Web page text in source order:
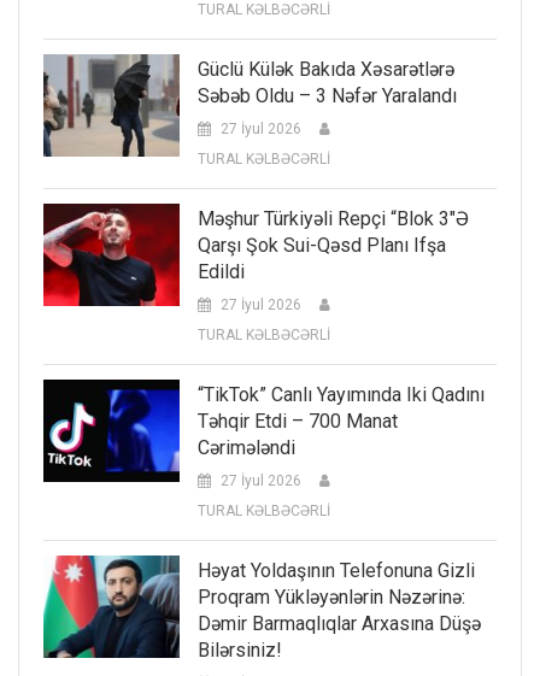
TURAL KƏLBƏCƏRLİ
Güclü Külək Bakıda Xəsarətlərə
Səbəb Oldu – 3 Nəfər Yaralandı
27 İyul 2026
TURAL KƏLBƏCƏRLİ
Məşhur Türkiyəli Repçi “Blok 3″ə
Qarşı Şok Sui-Qəsd Planı Ifşa
Edildi
27 İyul 2026
TURAL KƏLBƏCƏRLİ
“TikTok” Canlı Yayımında Iki Qadını
Təhqir Etdi – 700 Manat
Cərimələndi
27 İyul 2026
TURAL KƏLBƏCƏRLİ
Həyat Yoldaşının Telefonuna Gizli
Proqram Yükləyənlərin Nəzərinə:
Dəmir Barmaqlıqlar Arxasına Düşə
Bilərsiniz!